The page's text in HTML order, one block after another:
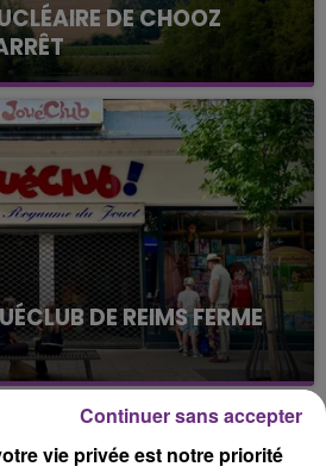
DE CHOOZ
que la centrale
est à l'arrêt. Une situation
intense qui est toujours
DE REIMS FERME
du centre-ville
JouéClub est contraint de
vie privée est notre priorité
Continuer sans accepter